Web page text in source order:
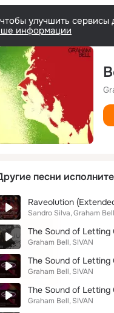
улучшить сервисы
информации
песни
Raveolution
Sandro Silva Graham Bell
The Sound of Letting
Graham Bell SIVAN
The Sound of Letting
Graham Bell SIVAN
The Sound of Letting
Graham Bell SIVAN